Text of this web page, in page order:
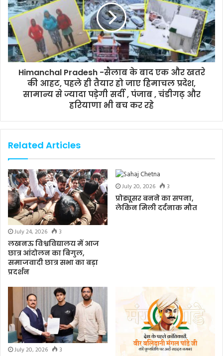
Himanchal Pradesh -सैलाब के बाद एक और खतरे
की आहट, पहले ही तैयार हो जाए हिमाचल प्रदेश,
सामान्य से ज्यादा पड़ेगी सर्दी , पंजाब , चंडीगढ़ और
हरियाणा भी बच कर रहे
Related Articles
July 24, 2026
3
लखनऊ विश्वविद्यालय में आज
छात्र आंदोलन का बिगुल,
समाजवादी छात्र सभा का बड़ा
प्रदर्शन
July 20, 2026
3
प्रोड्यूसर बनने का सपना,
लेकिन मिली दर्दनाक मौत
July 20, 2026
3